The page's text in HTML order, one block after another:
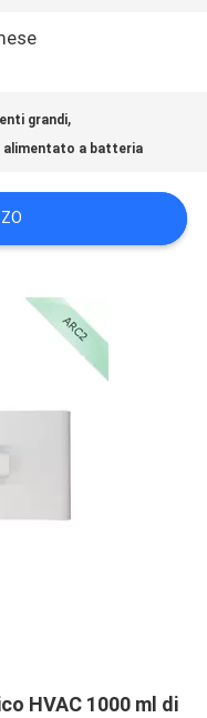
grandi,
alimentato a batteria
HVAC 1000 ml di